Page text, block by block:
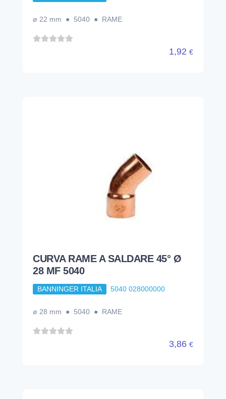
ø 22 mm ● 5040 ● RAME
1,92 €
CURVA RAME A SALDARE 45° Ø
28 MF 5040
BANNINGER ITALIA 5040 028000000
ø 28 mm ● 5040 ● RAME
3,86 €